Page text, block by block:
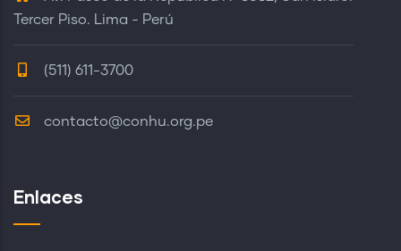
Tercer Piso. Lima - Perú
(511) 611-3700
contacto@conhu.org.pe
Enlaces